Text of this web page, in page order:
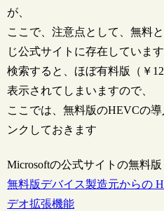
が、
ここで、注意点として、無料
じ公式サイトに存在しています
検索すると、ほぼ有料版（￥
表示されてしまいますので、
ここでは、無料版のHEVCの導
ンクしておきます
Microsoftの公式サイトの無料版
無料版デバイス製造元からの
デオ拡張機能